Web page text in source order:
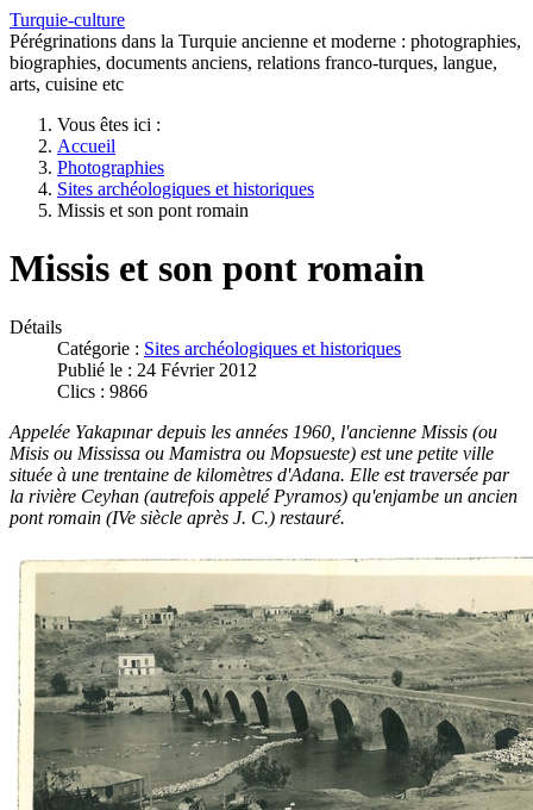
Turquie-culture
Pérégrinations dans la Turquie ancienne et moderne : photographies,
biographies, documents anciens, relations franco-turques, langue,
arts, cuisine etc
Vous êtes ici :
Accueil
Photographies
Sites archéologiques et historiques
Missis et son pont romain
Missis et son pont romain
Détails
Catégorie : Sites archéologiques et historiques
Publié le : 24 Février 2012
Clics : 9866
Appelée Yakapınar depuis les années 1960, l'ancienne Missis (ou
Misis ou Mississa ou Mamistra ou Mopsueste) est une petite ville
située à une trentaine de kilomètres d'Adana. Elle est traversée par
la rivière Ceyhan (autrefois appelé Pyramos) qu'enjambe un ancien
pont romain (IVe siècle après J. C.) restauré.